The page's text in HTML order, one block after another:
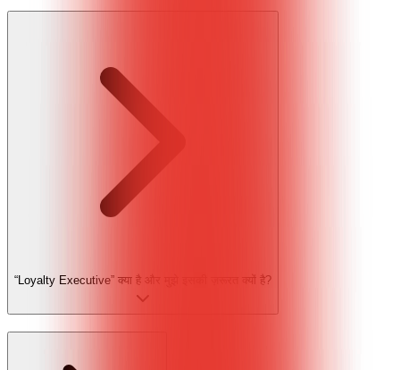
“Loyalty Executive” क्या है और मुझे इसकी ज़रूरत क्यों है?